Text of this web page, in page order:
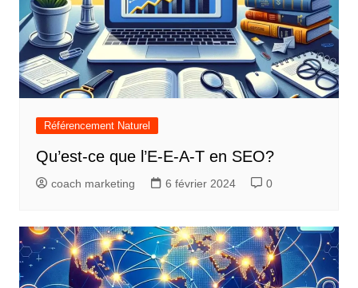
Référencement Naturel
Qu’est-ce que l’E-E-A-T en SEO?
coach marketing 6 février 2024 0